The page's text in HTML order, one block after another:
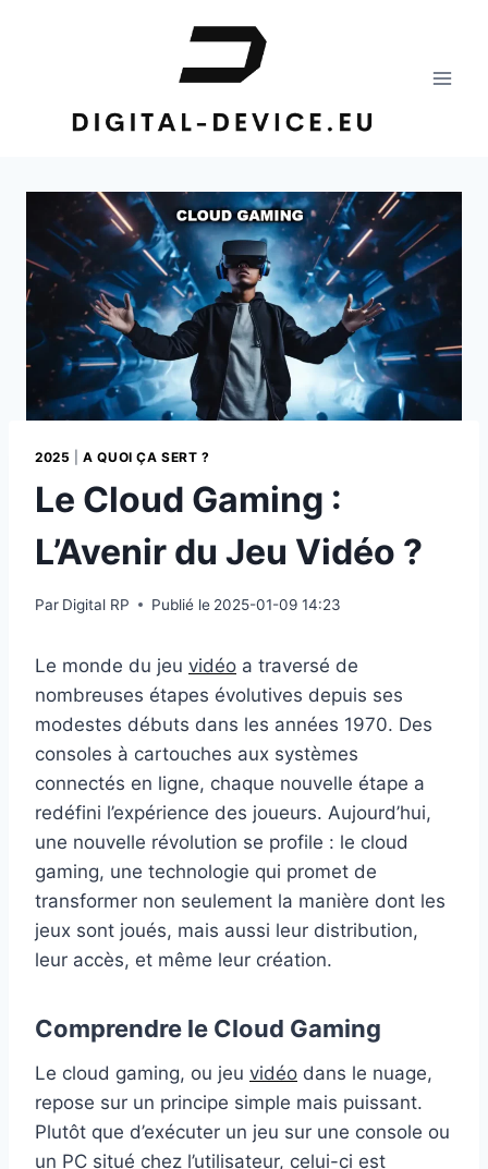
2025 |A QUOI ÇA SERT ?
Le Cloud Gaming :
L’Avenir du Jeu Vidéo ?
Par Digital RP Publié le 2025-01-09 14:23
Le monde du jeu vidéo a traversé de
nombreuses étapes évolutives depuis ses
modestes débuts dans les années 1970. Des
consoles à cartouches aux systèmes
connectés en ligne, chaque nouvelle étape a
redéfini l’expérience des joueurs. Aujourd’hui,
une nouvelle révolution se profile : le cloud
gaming, une technologie qui promet de
transformer non seulement la manière dont les
jeux sont joués, mais aussi leur distribution,
leur accès, et même leur création.
Comprendre le Cloud Gaming
Le cloud gaming, ou jeu vidéo dans le nuage,
repose sur un principe simple mais puissant.
Plutôt que d’exécuter un jeu sur une console ou
un PC situé chez l’utilisateur, celui-ci est